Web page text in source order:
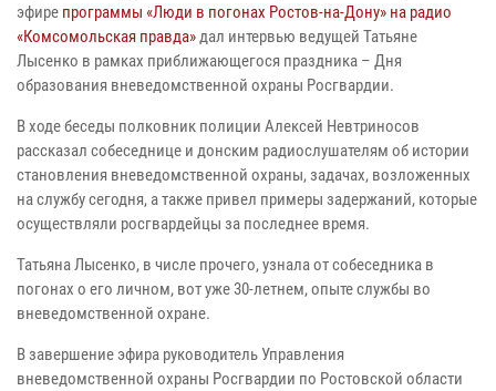
эфире программы «Люди в погонах Ростов-на-Дону» на радио
«Комсомольская правда»дал интервью ведущей Татьяне
Лысенко в рамках приближающегося праздника – Дня
образования вневедомственной охраны Росгвардии.
В ходе беседы полковник полиции Алексей Невтриносов
рассказал собеседнице и донским радиослушателям об истории
становления вневедомственной охраны, задачах, возложенных
на службу сегодня, а также привел примеры задержаний, которые
осуществляли росгвардейцы за последнее время.
Татьяна Лысенко, в числе прочего, узнала от собеседника в
погонах о его личном, вот уже 30-летнем, опыте службы во
вневедомственной охране.
В завершение эфира руководитель Управления
вневедомственной охраны Росгвардии по Ростовской области